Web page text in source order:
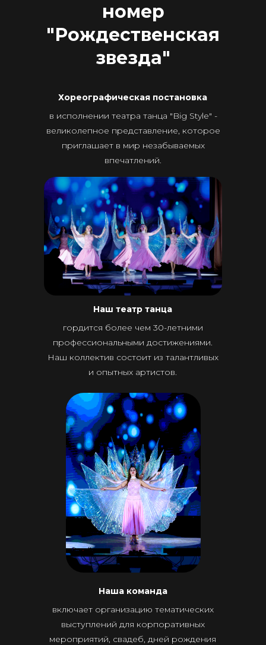
Хореографическая постановка
в исполнении театра танца "Big Style" -
великолепное представление, которое
приглашает в мир незабываемых
впечатлений.
Наш театр танца
гордится более чем 30-летними
профессиональными достижениями.
Наш коллектив состоит из талантливых
и опытных артистов.
Наша команда
включает организацию тематических
выступлений для корпоративных
мероприятий, свадеб, дней рождения
номер
"Рождественская
звезда"